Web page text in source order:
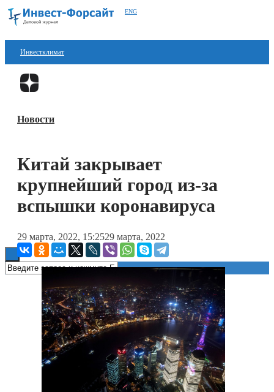
ENG
Инвестклимат
Финансы
Блокчейн
Новости
Китай закрывает
крупнейший город из-за
вспышки коронавируса
29 марта, 2022, 15:2529 марта, 2022